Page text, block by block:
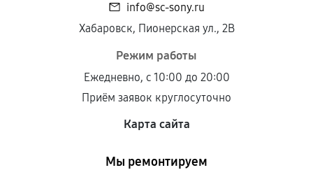
info@sc-sony.ru
Хабаровск, Пионерская ул., 2В
Режим работы
Ежедневно, с 10:00 до 20:00
Приём заявок круглосуточно
Карта сайта
Мы ремонтируем